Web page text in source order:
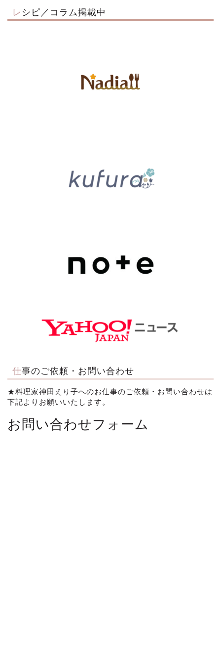
レシピ／コラム掲載中
仕事のご依頼・お問い合わせ
★料理家神田えり子へのお仕事のご依頼・お問い合わせは
下記よりお願いいたします。
お問い合わせフォーム